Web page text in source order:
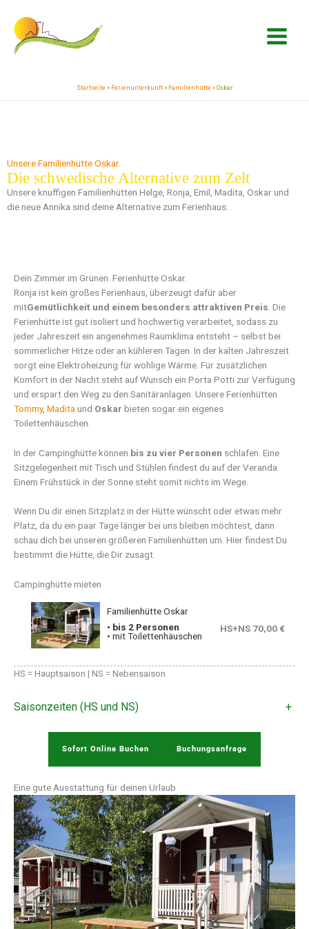
springen
Inhalt
springen
Startseite » Ferienunterkunft» Familienhütte » Oskar
Unsere Familienhütte Oskar.
Die schwedische Alternative zum Zelt
Unsere knuffigen Familienhütten Helge, Ronja, Emil, Madita, Oskar und
die neue Annika sind deine Alternative zum Ferienhaus.
Dein Zimmer im Grünen. Ferienhütte Oskar.
Ronja ist kein großes Ferienhaus, überzeugt dafür aber
mitGemütlichkeit und einem besonders attraktiven Preis . Die
Ferienhütte ist gut isoliert und hochwertig verarbeitet, sodass zu
jeder Jahreszeit ein angenehmes Raumklima entsteht – selbst bei
sommerlicher Hitze oder an kühleren Tagen. In der kalten Jahreszeit
sorgt eine Elektroheizung für wohlige Wärme. Für zusätzlichen
Komfort in der Nacht steht auf Wunsch ein Porta Potti zur Verfügung
und erspart den Weg zu den Sanitäranlagen. Unsere Ferienhütten
Tommy, Madita und Oskar bieten sogar ein eigenes
Toilettenhäuschen.
In der Campinghütte können bis zu vier Personen schlafen. Eine
Sitzgelegenheit mit Tisch und Stühlen findest du auf der Veranda.
Einem Frühstück in der Sonne steht somit nichts im Wege.
Wenn Du dir einen Sitzplatz in der Hütte wünscht oder etwas mehr
Platz, da du ein paar Tage länger bei uns bleiben möchtest, dann
schau dich bei unseren größeren Familienhütten um. Hier findest Du
bestimmt die Hütte, die Dir zusagt.
Campinghütte mieten
Familienhütte Oskar
• bis 2 Personen
• mit Toilettenhäuschen
HS+NS 70,00 €
HS = Hauptsaison | NS = Nebensaison
Saisonzeiten (HS und NS) +
Sofort Online Buchen Buchungsanfrage
Eine gute Ausstattung für deinen Urlaub